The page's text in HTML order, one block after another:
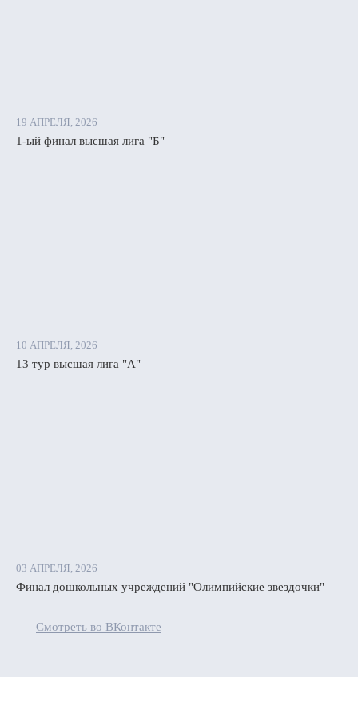
19 АПРЕЛЯ, 2026
1-ый финал высшая лига "Б"
10 АПРЕЛЯ, 2026
13 тур высшая лига "А"
03 АПРЕЛЯ, 2026
Финал дошкольных учреждений "Олимпийские звездочки"
Смотреть во ВКонтакте